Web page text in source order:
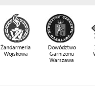
Żandarmeria
Wojskowa
Dowództwo
Garnizonu
Warszawa